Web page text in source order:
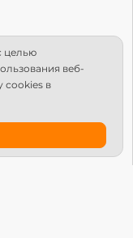
целью
веб-
сookies в